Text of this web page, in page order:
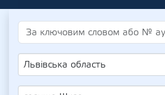
Львівська область